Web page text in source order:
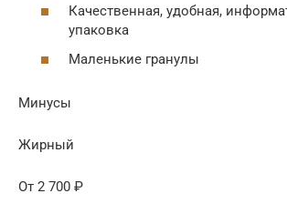
Качественная, удобная,
упаковка
Маленькие гранулы
Минусы
Жирный
От 2 700 ₽